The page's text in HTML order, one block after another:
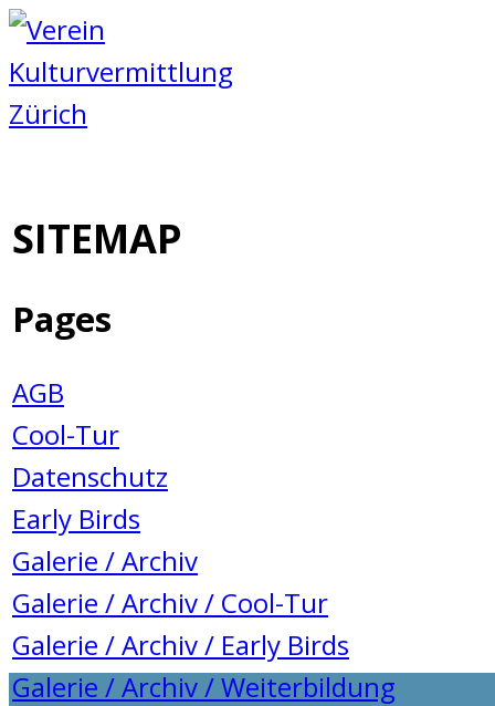
Zum
Inhalt
springen
SITEMAP
Pages
AGB
Cool-Tur
Datenschutz
Early Birds
Galerie / Archiv
Galerie / Archiv / Cool-Tur
Galerie / Archiv / Early Birds
Galerie / Archiv / Weiterbildung